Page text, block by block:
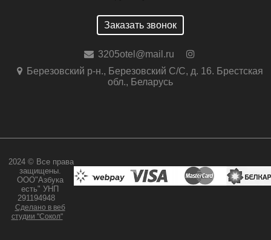
Заказать звонок
3205otel@mail.ru
Березовский р-н., Березовский С/С, д. 16. Брестская
обл., Беларусь
2024 © Все права
защищены.
ООО"Азбука
есть" УНП
291194948
Сделано в веб
студии "Сокол"